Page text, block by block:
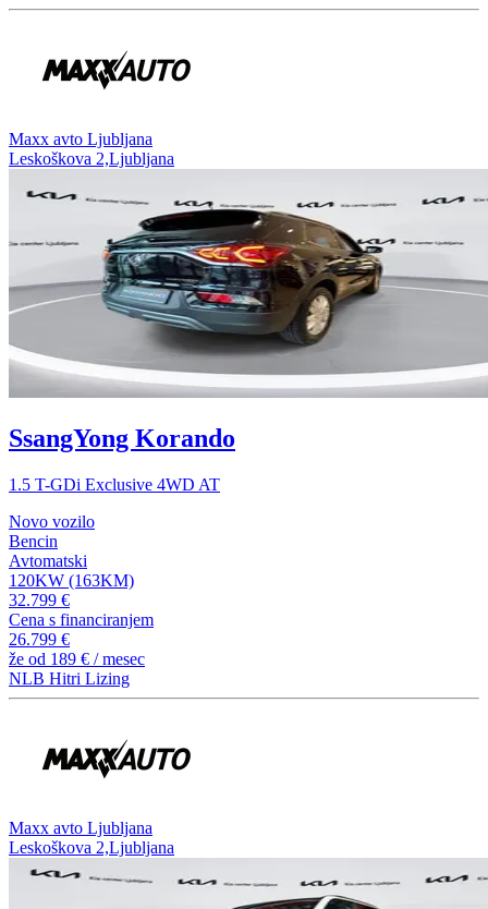
⁠Maxx avto Ljubljana
Leskoškova 2,Ljubljana
SsangYong Korando
1.5 T-GDi Exclusive 4WD AT
Novo vozilo
Bencin
Avtomatski
120KW (163KM)
32.799 €
Cena s financiranjem
26.799 €
že od 189 € / mesec
NLB Hitri Lizing
⁠Maxx avto Ljubljana
Leskoškova 2,Ljubljana